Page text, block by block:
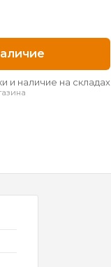
и наличие на складах